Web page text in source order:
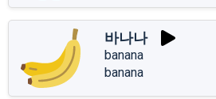
바나나
banana
banana